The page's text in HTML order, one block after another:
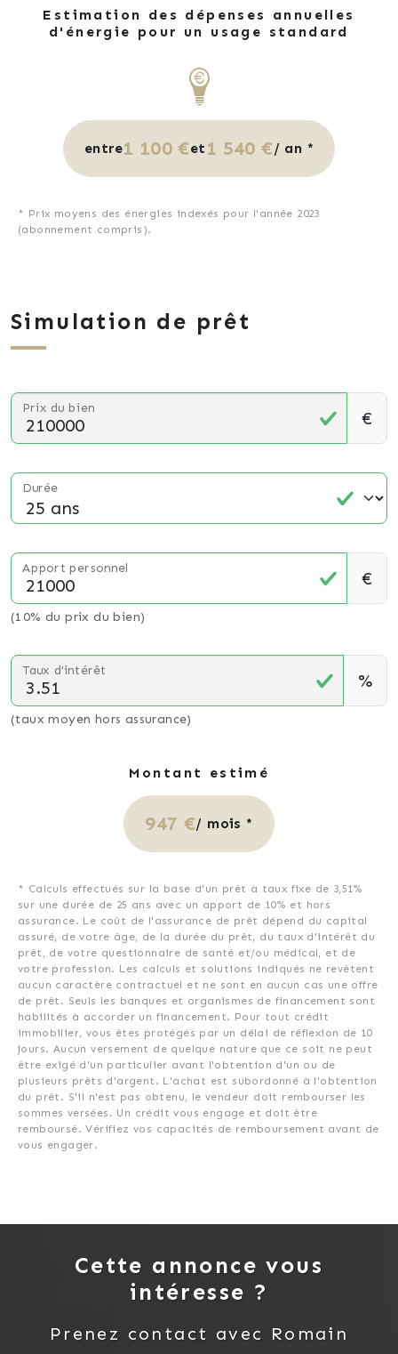
Estimation des dépenses annuelles
d'énergie pour un usage standard
entre1 100 €et 1 540 €/ an *
* Prix moyens des énergies indexés pour l'année 2023
(abonnement compris).
Simulation de prêt
Prix du bien €
Durée
Apport personnel €
(10% du prix du bien)
Taux d'intérêt %
(taux moyen hors assurance)
Montant estimé
947 €/ mois *
* Calculs effectués sur la base d'un prêt à taux fixe de 3,51%
sur une durée de 25 ans avec un apport de 10% et hors
assurance. Le coût de l'assurance de prêt dépend du capital
assuré, de votre âge, de la durée du prêt, du taux d'intérêt du
prêt, de votre questionnaire de santé et/ou médical, et de
votre profession. Les calculs et solutions indiqués ne revêtent
aucun caractère contractuel et ne sont en aucun cas une offre
de prêt. Seuls les banques et organismes de financement sont
habilités à accorder un financement. Pour tout crédit
immobilier, vous êtes protégés par un délai de réflexion de 10
jours. Aucun versement de quelque nature que ce soit ne peut
être exigé d'un particulier avant l'obtention d'un ou de
plusieurs prêts d'argent. L'achat est subordonné à l'obtention
du prêt. S'il n'est pas obtenu, le vendeur doit rembourser les
sommes versées. Un crédit vous engage et doit être
remboursé. Vérifiez vos capacités de remboursement avant de
vous engager.
Cette annonce vous
intéresse ?
Prenez contact avec Romain